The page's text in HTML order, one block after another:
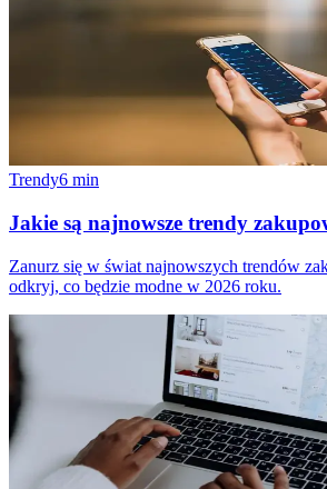
Trendy6 min
Jakie są najnowsze trendy
Zanurz się w świat najnowszych trendów
odkryj, co będzie modne w 2026 roku.